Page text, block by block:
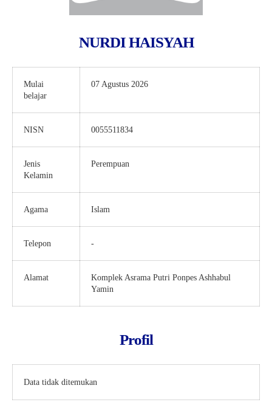
NURDI HAISYAH
Mulai
belajar
07 Agustus 2026
NISN 0055511834
Jenis
Kelamin
Perempuan
Agama Islam
Telepon -
Alamat
Komplek Asrama Putri Ponpes Ashhabul
Yamin
Profil
Data tidak ditemukan